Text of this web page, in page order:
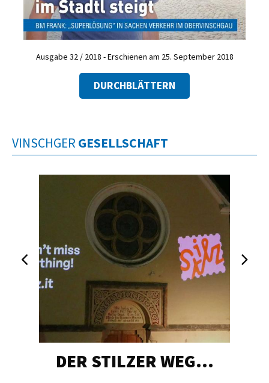
Ausgabe 32 / 2018 - Erschienen am 25. September 2018
DURCHBLÄTTERN
VINSCHGER GESELLSCHAFT
DER STILZER WEG…